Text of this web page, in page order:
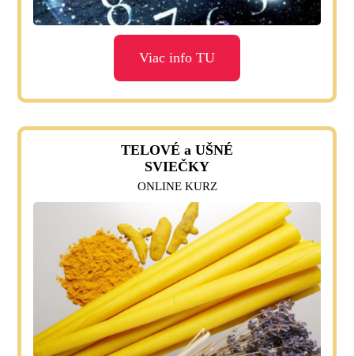
Viac info TU
TELOVÉ a UŠNÉ
SVIEČKY
ONLINE KURZ